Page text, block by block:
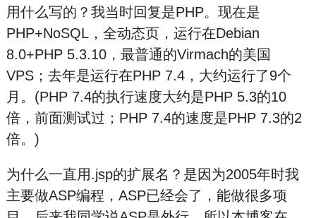
用什么写的？我当时回复是PHP。现在是
PHP+NoSQL，全动态页，运行在Debian
8.0+PHP 5.3.10，最普通的Virmach的美国
VPS；去年是运行在PHP 7.4，大约运行了9个
月。(PHP 7.4的执行速度大约是PHP 5.3的10
倍，前面测试过；PHP 7.4的速度是PHP 7.3的2
倍。)
为什么一直用.jsp的扩展名？是因为2005年时我
主要做ASP编程，ASP已经会了，能做很多项